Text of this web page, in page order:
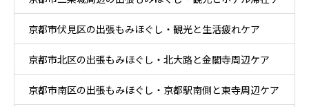
ア
京都市伏見区の出張もみほぐし・観光と生活疲れケア
京都市北区の出張もみほぐし・北大路と金閣寺周辺ケア
京都市南区の出張もみほぐし・京都駅南側と東寺周辺ケア